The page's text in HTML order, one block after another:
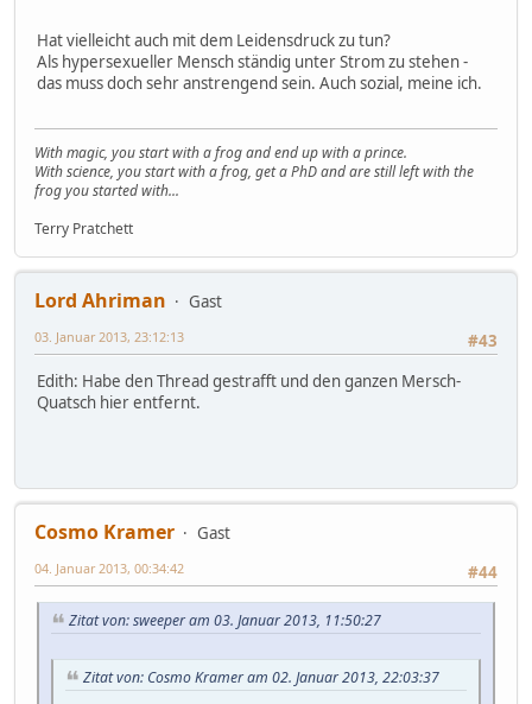
Hat vielleicht auch mit dem Leidensdruck zu tun?
Als hypersexueller Mensch ständig unter Strom zu stehen -
das muss doch sehr anstrengend sein. Auch sozial, meine ich.
With magic, you start with a frog and end up with a prince.
With science, you start with a frog, get a PhD and are still left with the
frog you started with...
Terry Pratchett
Lord Ahriman
Gast
#43
03. Januar 2013, 23:12:13
Edith: Habe den Thread gestrafft und den ganzen Mersch-
Quatsch hier entfernt.
Cosmo Kramer
Gast
#44
04. Januar 2013, 00:34:42
Zitat von: sweeper am 03. Januar 2013, 11:50:27
Zitat von: Cosmo Kramer am 02. Januar 2013, 22:03:37